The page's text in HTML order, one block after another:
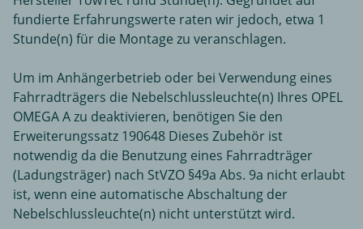
fundierte Erfahrungswerte raten wir jedoch, etwa 1
Stunde(n) für die Montage zu veranschlagen.
Um im Anhängerbetrieb oder bei Verwendung eines
Fahrradträgers die Nebelschlussleuchte(n) Ihres OPEL
OMEGA A zu deaktivieren, benötigen Sie den
Erweiterungssatz 190648 Dieses Zubehör ist
notwendig da die Benutzung eines Fahrradträger
(Ladungsträger) nach StVZO §49a Abs. 9a nicht erlaubt
ist, wenn eine automatische Abschaltung der
Nebelschlussleuchte(n) nicht unterstützt wird.